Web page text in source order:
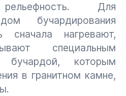
Для
бучардирования
сначала нагревают,
специальным
бучардой, которым
в гранитном камне,